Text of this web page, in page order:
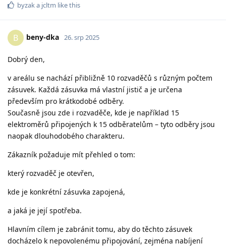
byzaka jcltm like this
B beny-dka 26. srp 2025
Dobrý den,
v areálu se nachází přibližně 10 rozvaděčů s různým počtem
zásuvek. Každá zásuvka má vlastní jistič a je určena
především pro krátkodobé odběry.
Současně jsou zde i rozvaděče, kde je například 15
elektroměrů připojených k 15 odběratelům – tyto odběry jsou
naopak dlouhodobého charakteru.
Zákazník požaduje mít přehled o tom:
který rozvaděč je otevřen,
kde je konkrétní zásuvka zapojená,
a jaká je její spotřeba.
Hlavním cílem je zabránit tomu, aby do těchto zásuvek
docházelo k nepovolenému připojování, zejména nabíjení